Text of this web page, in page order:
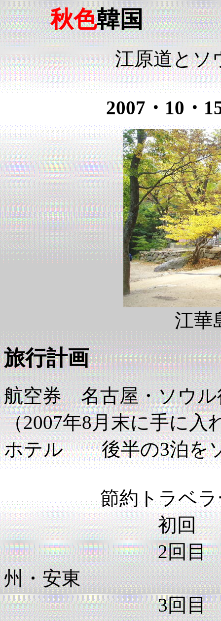
秋色韓国
江原道とソ
2007・10・
江
旅行計画
航空券 名古屋・ソウ
（2007年8月末に手に入
ホテル 後半の3泊を
節約トラベラー
初回 2001・
2回目
州・安東
3回目